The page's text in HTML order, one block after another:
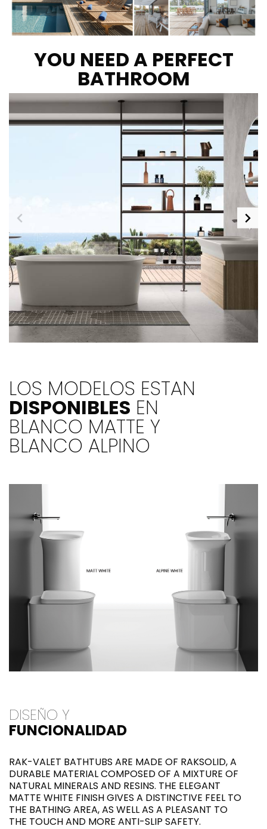
YOU NEED A PERFECT
BATHROOM
LOS MODELOS ESTAN
DISPONIBLES EN
BLANCO MATTE Y
BLANCO ALPINO
DISEÑO Y
FUNCIONALIDAD
RAK-VALET BATHTUBS ARE MADE OF RAKSOLID, A
DURABLE MATERIAL COMPOSED OF A MIXTURE OF
NATURAL MINERALS AND RESINS. THE ELEGANT
MATTE WHITE FINISH GIVES A DISTINCTIVE FEEL TO
THE BATHING AREA, AS WELL AS A PLEASANT TO
THE TOUCH AND MORE ANTI-SLIP SAFETY.